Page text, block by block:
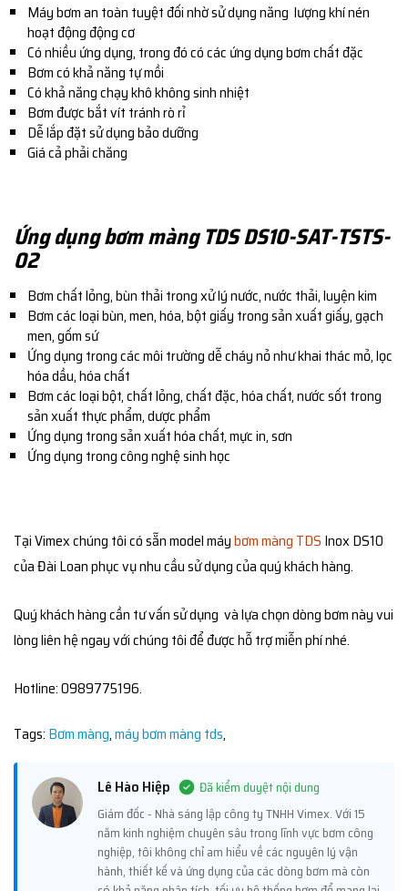
Máy bơm an toàn tuyệt đối nhờ sử dụng năng lượng khí nén
hoạt động động cơ
Có nhiều ứng dụng, trong đó có các ứng dụng bơm chất đặc
Bơm có khả năng tự mồi
Có khả năng chạy khô không sinh nhiệt
Bơm được bắt vít tránh rò rỉ
Dễ lắp đặt sử dụng bảo dưỡng
Giá cả phải chăng
Ứng dụng bơm màng TDS DS10-SAT-TSTS-
02
Bơm chất lỏng, bùn thải trong xử lý nước, nước thải, luyện kim
Bơm các loại bùn, men, hóa, bột giấy trong sản xuất giấy, gạch
men, gốm sứ
Ứng dụng trong các môi trường dễ cháy nỏ như khai thác mỏ, lọc
hóa dầu, hóa chất
Bơm các loại bột, chất lỏng, chất đặc, hóa chất, nước sốt trong
sản xuất thực phẩm, dược phẩm
Ứng dụng trong sản xuất hóa chất, mực in, sơn
Ứng dụng trong công nghệ sinh học
Tại Vimex chúng tôi có sẵn model máybơm màng TDS Inox DS10
của Đài Loan phục vụ nhu cầu sử dụng của quý khách hàng.
Quý khách hàng cần tư vấn sử dụng và lựa chọn dòng bơm này vui
lòng liên hệ ngay với chúng tôi để được hỗ trợ miễn phí nhé.
Hotline: 0989775196.
Tags: Bơm màng,máy bơm màng tds,
Lê Hào Hiệp
Đã kiểm duyệt nội dung
Giám đốc - Nhà sáng lập công ty TNHH Vimex. Với 15
năm kinh nghiệm chuyên sâu trong lĩnh vực bơm công
nghiệp, tôi không chỉ am hiểu về các nguyên lý vận
hành, thiết kế và ứng dụng của các dòng bơm mà còn